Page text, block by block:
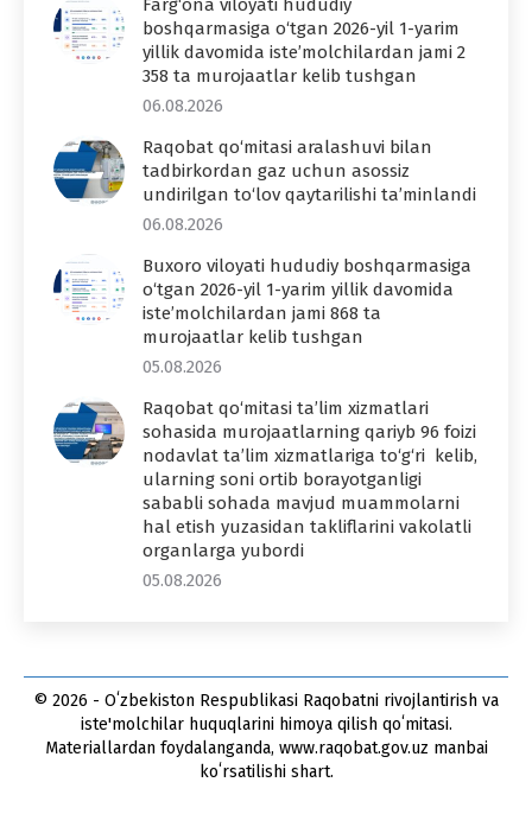
Farg‘ona viloyati hududiy
boshqarmasiga o‘tgan 2026-yil 1-yarim
yillik davomida iste’molchilardan jami 2
358 ta murojaatlar kelib tushgan
06.08.2026
Raqobat qo‘mitasi aralashuvi bilan
tadbirkordan gaz uchun asossiz
undirilgan to‘lov qaytarilishi ta’minlandi
06.08.2026
Buxoro viloyati hududiy boshqarmasiga
o‘tgan 2026-yil 1-yarim yillik davomida
iste’molchilardan jami 868 ta
murojaatlar kelib tushgan
05.08.2026
Raqobat qo‘mitasi ta’lim xizmatlari
sohasida murojaatlarning qariyb 96 foizi
nodavlat ta’lim xizmatlariga to‘g‘ri kelib,
ularning soni ortib borayotganligi
sababli sohada mavjud muammolarni
hal etish yuzasidan takliflarini vakolatli
organlarga yubordi
05.08.2026
© 2026 - Oʻzbekiston Respublikasi Raqobatni rivojlantirish va
iste'molchilar huquqlarini himoya qilish qoʻmitasi.
Materiallardan foydalanganda, www.raqobat.gov.uz manbai
koʻrsatilishi shart.